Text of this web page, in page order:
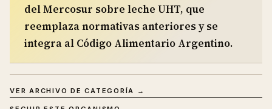
del Mercosur sobre leche UHT, que
reemplaza normativas anteriores y se
integra al Código Alimentario Argentino.
VER ARCHIVO DE CATEGORÍA →